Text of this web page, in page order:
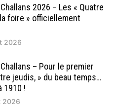
2026 – Les « Quatre
foire » officiellement
2026
– Pour le premier
jeudis, » du beau temps…
1910 !
2026